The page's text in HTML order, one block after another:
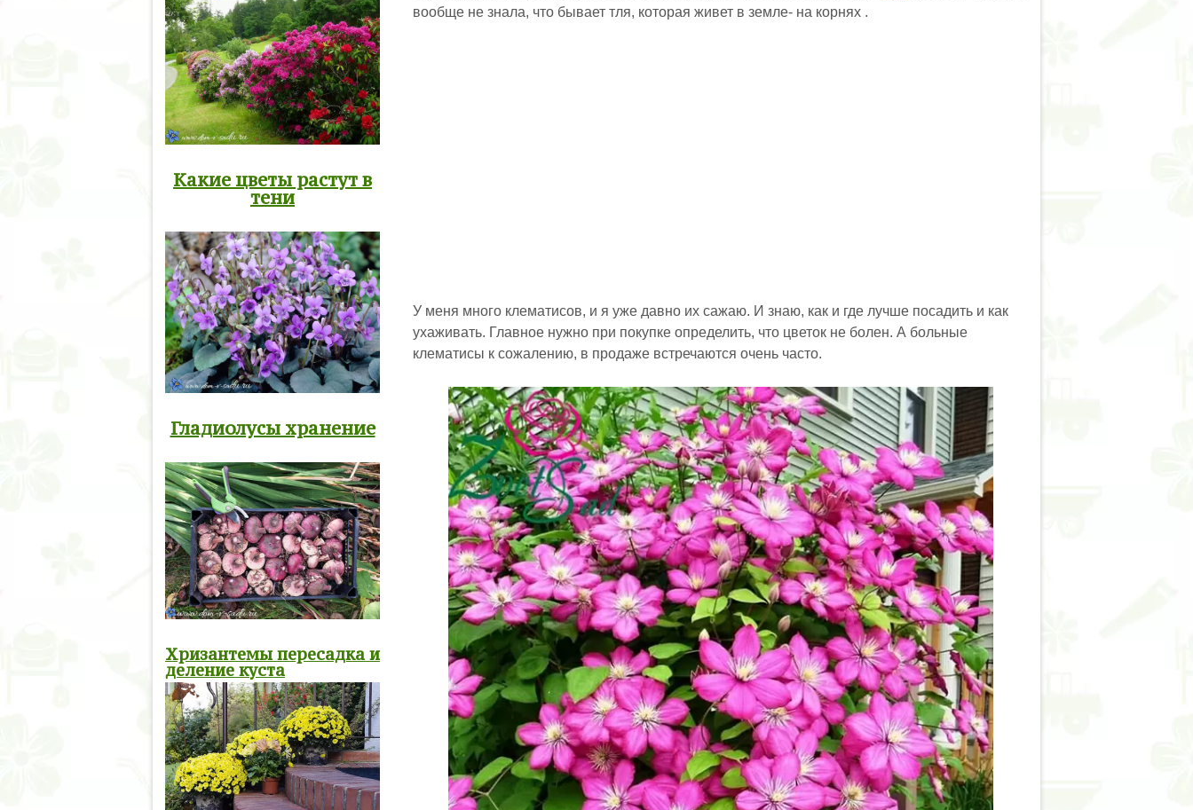
вообще не знала, что бывает тля, которая живет в земле- на корнях .
У меня много клематисов, и я уже давно их сажаю. И знаю, как и где лучше посадить и как
ухаживать. Главное нужно при покупке определить, что цветок не болен. А больные
клематисы к сожалению, в продаже встречаются очень часто.
Какие цветы растут в
тени
Гладиолусы хранение
Хризантемы пересадка и
деление куста